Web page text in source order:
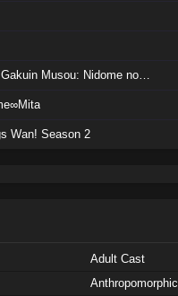
no Tensei, S-Rank Cheat Majutsushi Boukenroku
Wan! Season 2
Adult Cast
Anthropomorphic